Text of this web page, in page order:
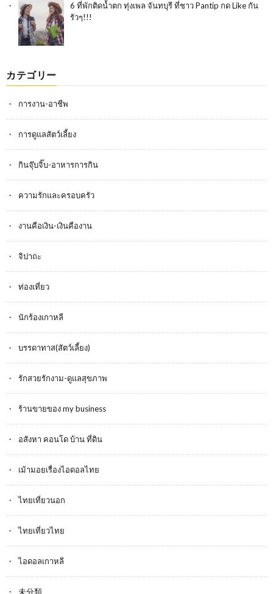
6 ที่พักติดน้ำตก ทุ่งเพล จันทบุรี ที่ชาว Pantip กด Like กัน
รัวๆ!!!
カテゴリー
การงาน-อาชีพ
การดูแลสัตว์เลี้ยง
กินจุ๊บจิ๊บ-อาหารการกิน
ความรักและครอบครัว
งานคือเงิน-เงินคืองาน
จิปาถะ
ท่องเที่ยว
นักร้องเกาหลี
บรรดาทาส(สัตว์เลี้ยง)
รักสวยรักงาม-ดูแลสุขภาพ
ร้านขายของ my business
อสังหา คอนโด บ้าน ที่ดิน
เม้ามอยเรื่องไอดอลไทย
ไทยเที่ยวนอก
ไทยเที่ยวไทย
ไอดอลเกาหลี
未分類